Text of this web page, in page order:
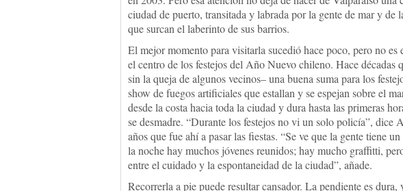
ciudad de puerto, transitada y labrada por la gente de mar y de
que surcan el laberinto de sus barrios.
El mejor momento para visitarla sucedió hace poco, pero no
el centro de los festejos del Año Nuevo chileno. Hace décadas
sin la queja de algunos vecinos– una buena suma para los
show de fuegos artificiales que estallan y se espejan sobre el
desde la costa hacia toda la ciudad y dura hasta las primeras
se desmadre. “Durante los festejos no vi un solo policía”, dice
años que fue ahí a pasar las fiestas. “Se ve que la gente tiene
la noche hay muchos jóvenes reunidos; hay mucho graffitti,
entre el cuidado y la espontaneidad de la ciudad”, añade.
Recorrerla a pie puede resultar cansador. La pendiente es